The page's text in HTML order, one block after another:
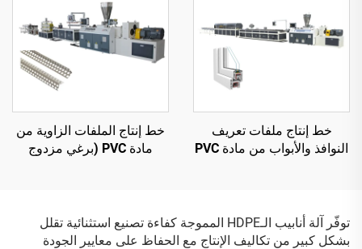
خط إنتاج ملفات تعريف
النوافذ والأبواب من مادة PVC
خط إنتاج الملفات الزاوية من
مادة PVC (برغي مزدوج
توفّر آلة أنابيب الـHDPE المموجة كفاءة تصنيع استثنائية تقلل
بشكل كبير من تكاليف الإنتاج مع الحفاظ على معايير الجودة